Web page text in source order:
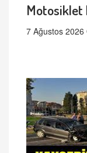
Motosiklet
7 Ağustos 2026